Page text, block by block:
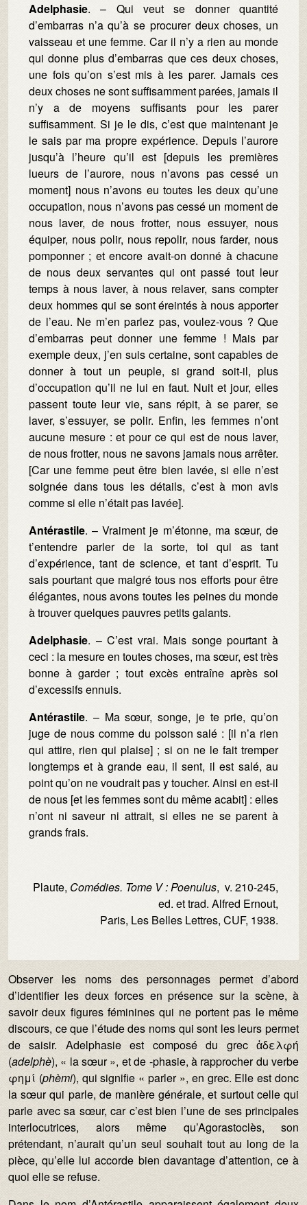
Adelphasie. – Qui veut se donner quantité
d’embarras n’a qu’à se procurer deux choses, un
vaisseau et une femme. Car il n’y a rien au monde
qui donne plus d’embarras que ces deux choses,
une fois qu’on s’est mis à les parer. Jamais ces
deux choses ne sont suffisamment parées, jamais il
n’y a de moyens suffisants pour les parer
suffisamment. Si je le dis, c’est que maintenant je
le sais par ma propre expérience. Depuis l’aurore
jusqu’à l’heure qu’il est [depuis les premières
lueurs de l’aurore, nous n’avons pas cessé un
moment] nous n’avons eu toutes les deux qu’une
occupation, nous n’avons pas cessé un moment de
nous laver, de nous frotter, nous essuyer, nous
équiper, nous polir, nous repolir, nous farder, nous
pomponner ; et encore avait-on donné à chacune
de nous deux servantes qui ont passé tout leur
temps à nous laver, à nous relaver, sans compter
deux hommes qui se sont éreintés à nous apporter
de l’eau. Ne m’en parlez pas, voulez-vous ? Que
d’embarras peut donner une femme ! Mais par
exemple deux, j’en suis certaine, sont capables de
donner à tout un peuple, si grand soit-il, plus
d’occupation qu’il ne lui en faut. Nuit et jour, elles
passent toute leur vie, sans répit, à se parer, se
laver, s’essuyer, se polir. Enfin, les femmes n’ont
aucune mesure : et pour ce qui est de nous laver,
de nous frotter, nous ne savons jamais nous arrêter.
[Car une femme peut être bien lavée, si elle n’est
soignée dans tous les détails, c’est à mon avis
comme si elle n’était pas lavée].
Antérastile. – Vraiment je m’étonne, ma sœur, de
t’entendre parler de la sorte, toi qui as tant
d’expérience, tant de science, et tant d’esprit. Tu
sais pourtant que malgré tous nos efforts pour être
élégantes, nous avons toutes les peines du monde
à trouver quelques pauvres petits galants.
Adelphasie. – C’est vrai. Mais songe pourtant à
ceci : la mesure en toutes choses, ma sœur, est très
bonne à garder ; tout excès entraîne après soi
d’excessifs ennuis.
Antérastile. – Ma sœur, songe, je te prie, qu’on
juge de nous comme du poisson salé : [il n’a rien
qui attire, rien qui plaise] ; si on ne le fait tremper
longtemps et à grande eau, il sent, il est salé, au
point qu’on ne voudrait pas y toucher. Ainsi en est-il
de nous [et les femmes sont du même acabit] : elles
n’ont ni saveur ni attrait, si elles ne se parent à
grands frais.
Plaute, Comédies. Tome V : Poenulus, v. 210-245,
ed. et trad. Alfred Ernout,
Paris, Les Belles Lettres, CUF, 1938.
Observer les noms des personnages permet d’abord
d’identifier les deux forces en présence sur la scène, à
savoir deux figures féminines qui ne portent pas le même
discours, ce que l’étude des noms qui sont les leurs permet
de saisir. Adelphasie est composé du grec ἀδελφή
(adelphè), « la sœur », et de -phasie, à rapprocher du verbe
φημί (phèmi), qui signifie « parler », en grec. Elle est donc
la sœur qui parle, de manière générale, et surtout celle qui
parle avec sa sœur, car c’est bien l’une de ses principales
interlocutrices, alors même qu’Agorastoclès, son
prétendant, n’aurait qu’un seul souhait tout au long de la
pièce, qu’elle lui accorde bien davantage d’attention, ce à
quoi elle se refuse.